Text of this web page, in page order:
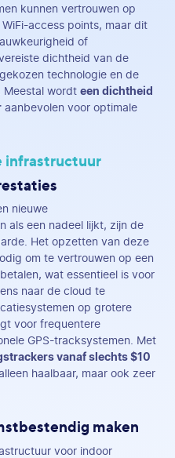
kunnen vertrouwen op
access points, maar dit
of
dichtheid van de
technologie en de
Meestal wordt een dichtheid
aanbevolen voor optimale
infrastructuur
nieuwe
als een nadeel lijkt, zijn de
Het opzetten van deze
om te vertrouwen op een
wat essentieel is voor
naar de cloud te
op grotere
voor frequentere
GPS-tracksystemen. Met
vanaf slechts $10
haalbaar, maar ook zeer
maken
voor indoor